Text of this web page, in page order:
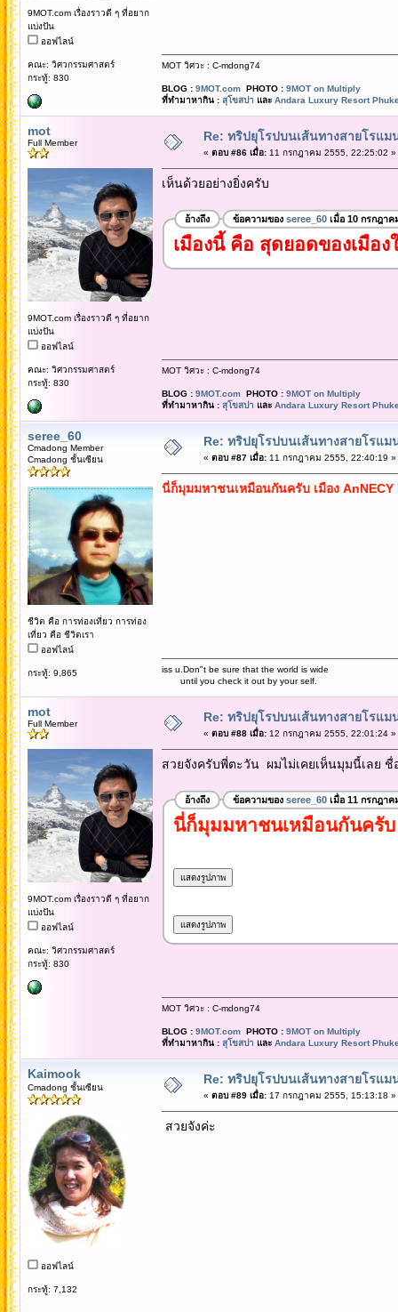
9MOT.com เรื่องราวดี ๆ ที่อยาก
แบ่งปัน
ออฟไลน์
คณะ: วิศวกรรมศาสตร์
กระทู้: 830
MOT วิศวะ : C-mdong74
BLOG : 9MOT.comPHOTO : 9MOT on Multiply
ที่ทำมาหากิน : สุโขสปา และ Andara Luxury Resort
mot
Full Member
9MOT.com เรื่องราวดี ๆ ที่อยาก
แบ่งปัน
ออฟไลน์
คณะ: วิศวกรรมศาสตร์
กระทู้: 830
Re: ทริปยุโรปบนเส้นทางสายโรแม
« ตอบ #86 เมื่อ:11 กรกฎาคม 2555, 22:25:02 »
เห็นด้วยอย่างยิ่งครับ
อ้างถึง ข้อความของ seree_60เมื่อ 10 กรกฎาค
เมืองนี้ คือ สุดยอดของเมือ
MOT วิศวะ : C-mdong74
BLOG : 9MOT.comPHOTO : 9MOT on Multiply
ที่ทำมาหากิน : สุโขสปา และ Andara Luxury Resort
seree_60
Cmadong Member
Cmadong ชั้นเซียน
ชีวิต คือ การท่องเที่ยว การท่อง
เที่ยว คือ ชีวิตเรา
ออฟไลน์
กระทู้: 9,865
Re: ทริปยุโรปบนเส้นทางสายโรแม
« ตอบ #87 เมื่อ:11 กรกฎาคม 2555, 22:40:19 »
นี่ก็มุมมหาชนเหมือนกันครับ เมือง AnNECY
iss u.Don"t be sure that the world is wide
until you check it out by your self.
mot
Full Member
9MOT.com เรื่องราวดี ๆ ที่อยาก
แบ่งปัน
ออฟไลน์
คณะ: วิศวกรรมศาสตร์
กระทู้: 830
Re: ทริปยุโรปบนเส้นทางสายโรแม
« ตอบ #88 เมื่อ:12 กรกฎาคม 2555, 22:01:24 »
สวยจังครับพี่ตะวัน ผมไม่เคยเห็นมุมนี้เลย
อ้างถึง ข้อความของ seree_60เมื่อ 11 กรกฎาค
นี่ก็มุมมหาชนเหมือนกันครับ
MOT วิศวะ : C-mdong74
BLOG : 9MOT.comPHOTO : 9MOT on Multiply
ที่ทำมาหากิน : สุโขสปา และ Andara Luxury Resort
Kaimook
Cmadong ชั้นเซียน
ออฟไลน์
กระทู้: 7,132
Re: ทริปยุโรปบนเส้นทางสายโรแม
« ตอบ #89 เมื่อ:17 กรกฎาคม 2555, 15:13:18 »
สวยจังค่ะ